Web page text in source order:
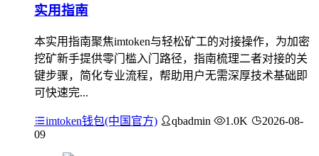
实用指南
本实用指南聚焦imtoken与轻松矿工的对接操作，为加密
挖矿新手提供零门槛入门路径，指南梳理二者对接的关
键步骤，简化专业流程，帮助用户无需深厚技术基础即
可快速完...
imtoken钱包(中国官方) qbadmin 1.0K
2026-08-
09